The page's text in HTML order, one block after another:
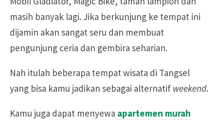
masih banyak lagi. Jika berkunjung ke tempat ini
dijamin akan sangat seru dan membuat
pengunjung ceria dan gembira seharian.
Nah itulah beberapa tempat wisata di Tangsel
yang bisa kamu jadikan sebagai alternatif weekend.
Kamu juga dapat menyewa apartemen murah